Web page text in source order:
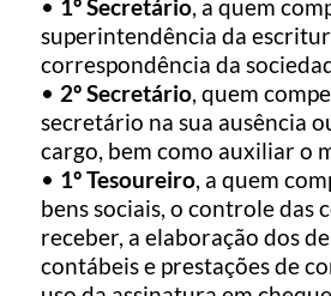
1º Secretário, a quem
superintendência da
correspondência da
2º Secretário, quem
secretário na sua ausência
cargo, bem como auxiliar o
1º Tesoureiro, a quem
bens sociais, o controle das
receber, a elaboração dos
contábeis e prestações de